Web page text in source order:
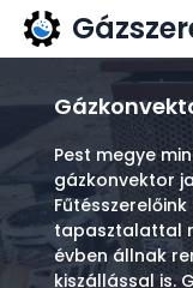
Gázszerelés
Vízszerelés
Kapcsolat
Ajánlatkérés
Pest megye
gázkonvektor
tapasztalattal
évben állnak
kiszállással is.